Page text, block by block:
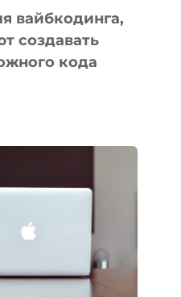
вайбкодинга,
создавать
кода